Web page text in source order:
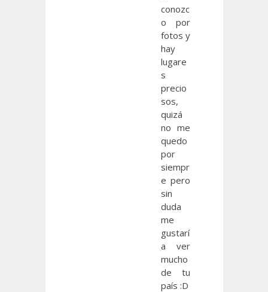
conozc
o por
fotos y
hay
lugare
s
precio
sos,
quizá
no me
quedo
por
siempr
e pero
sin
duda
me
gustarí
a ver
mucho
de tu
país :D